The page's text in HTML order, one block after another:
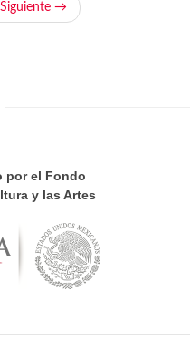
Siguiente →
por el Fondo
y las Artes